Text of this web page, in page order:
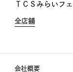
ＴＣＳみらいフ
全店舗
会社概要